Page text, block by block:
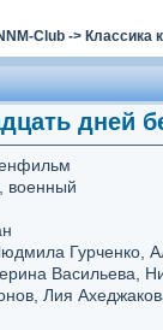
Club -> Классика
дней
военный
Гурченко,
Васильева,
Лия